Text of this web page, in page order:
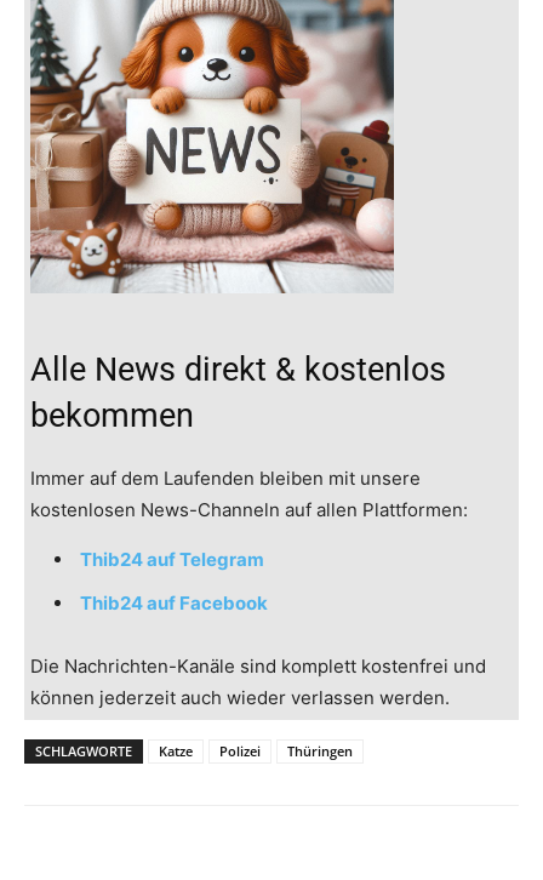
Alle News direkt & kostenlos
bekommen
Immer auf dem Laufenden bleiben mit unsere
kostenlosen News-Channeln auf allen Plattformen:
Thib24 auf Telegram
Thib24 auf Facebook
Die Nachrichten-Kanäle sind komplett kostenfrei und
können jederzeit auch wieder verlassen werden.
SCHLAGWORTE Katze Polizei Thüringen